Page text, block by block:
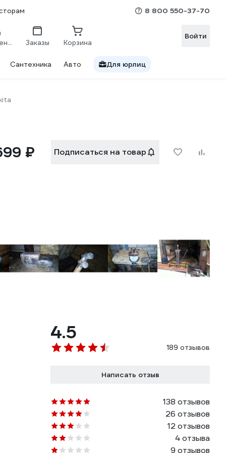
8 800 550-37-70
Сравнение Заказы Корзина
Войти
Сантехника Авто Для юрлиц
₽ Подписаться на товар
4.5
189 отзывов
Написать отзыв
138 отзывов
26 отзывов
12 отзывов
4 отзыва
9 отзывов